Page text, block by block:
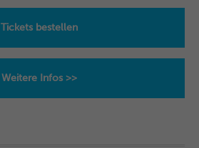
Tickets bestellen
Weitere Infos >>